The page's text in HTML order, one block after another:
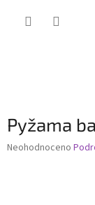
Pyžama
Průměrné
Neohodnoceno